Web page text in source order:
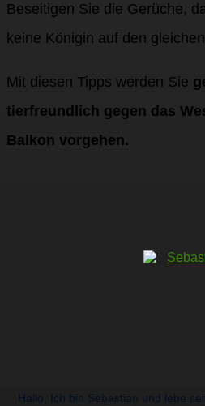
Beseitigen Sie die Gerüche,
keine Königin auf den
Mit diesen Tipps werden Sie
tierfreundlich gegen das
Balkon vorgehen.
Hallo, Ich bin Sebastian und lebe